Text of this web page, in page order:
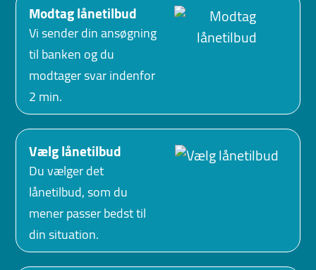
Modtag lånetilbud
Vi sender din ansøgning
til banken og du
modtager svar indenfor
2 min.
Vælg lånetilbud
Du vælger det
lånetilbud, som du
mener passer bedst til
din situation.